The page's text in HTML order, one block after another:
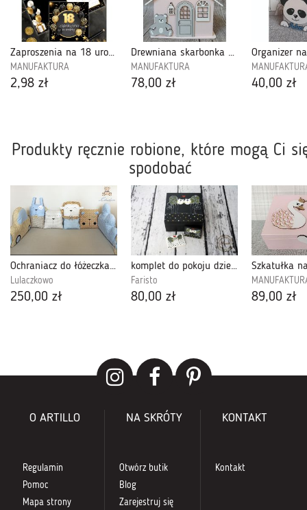
Zaproszenia na 18 urodziny - Z18U04
MANUFAKTURA
2,98 zł
Drewniana skarbonka domek XXL-SXXL22
MANUFAKTURA
78,00 zł 40,00 zł
Produkty ręcznie robione, które mogą Ci
spodobać
Ochraniacz do łóżeczka zwierzątka beż-sza-błę
Lulaczkowo
250,00 zł
komplet do pokoju dziecka
Faristo
80,00 zł 89,00 zł
O ARTILLO
Regulamin
Pomoc
Mapa strony
NA SKRÓTY
Otwórz butik
Blog
Zarejestruj się
KONTAKT
Kontakt